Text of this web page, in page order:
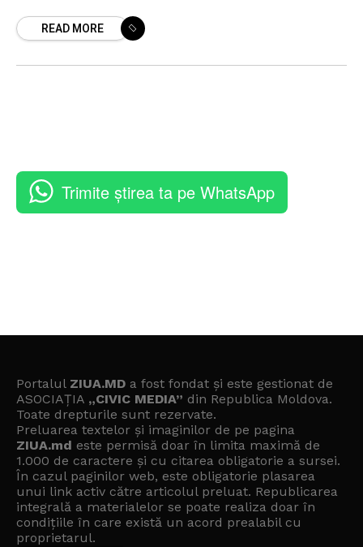
ale capitalei
READ MORE
Trimite știrea ta pe WhatsApp
Portalul ZIUA.MD a fost fondat și este gestionat de
ASOCIAȚIA „CIVIC MEDIA” din Republica Moldova.
Toate drepturile sunt rezervate.
Preluarea textelor și imaginilor de pe pagina
ZIUA.md este permisă doar în limita maximă de
1.000 de caractere și cu citarea obligatorie a sursei.
În cazul paginilor web, este obligatorie plasarea
unui link activ către articolul preluat. Republicarea
integrală a materialelor se poate realiza doar în
condițiile în care există un acord prealabil cu
proprietarul.